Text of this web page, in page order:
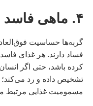
۴. ماهی فاسد یا تاریخ‌گذشته
گربه‌ها حساسیت
فساد دارند. هر غذای
کرده باشد، حتی اگر
تشخیص داده و رد می‌کند؛
مسمومیت غذایی مرتبط